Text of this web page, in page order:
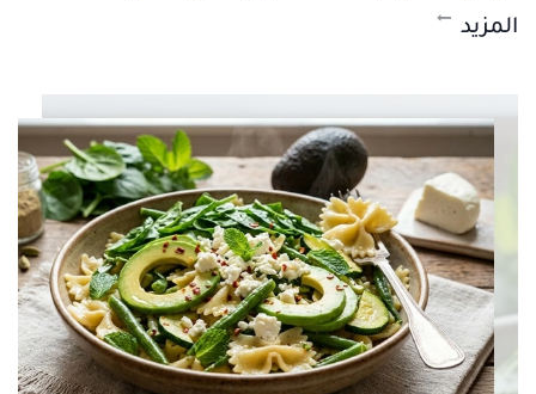
المزيد